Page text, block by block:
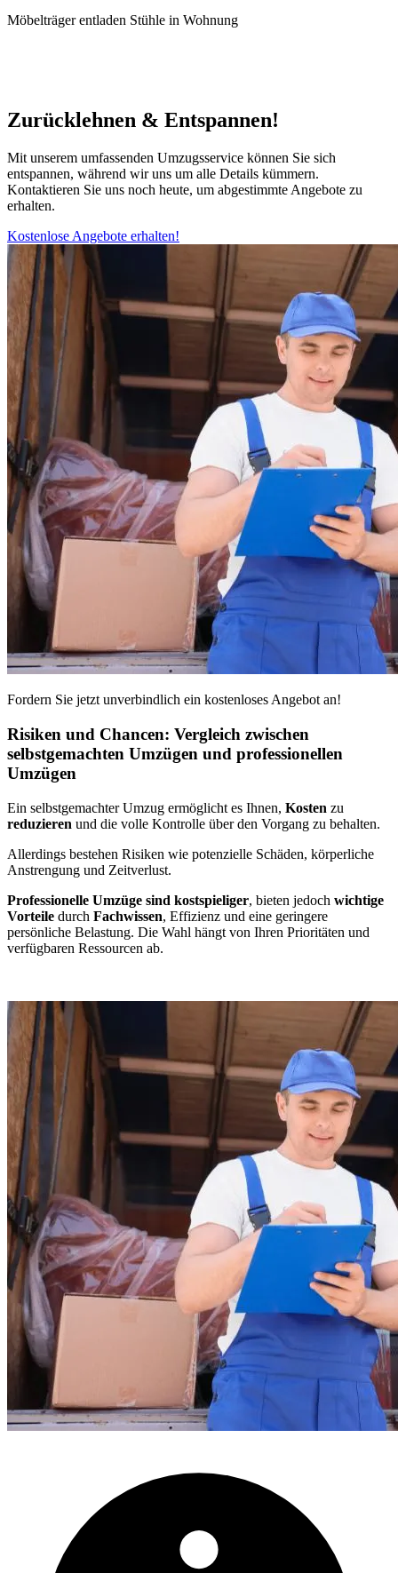
Möbelträger entladen Stühle in Wohnung
Zurücklehnen & Entspannen!
Mit unserem umfassenden Umzugsservice können Sie sich
entspannen, während wir uns um alle Details kümmern.
Kontaktieren Sie uns noch heute, um abgestimmte Angebote zu
erhalten.
Kostenlose Angebote erhalten!
Fordern Sie jetzt unverbindlich ein kostenloses Angebot an!
Risiken und Chancen: Vergleich zwischen
selbstgemachten Umzügen und professionellen
Umzügen
Ein selbstgemachter Umzug ermöglicht es Ihnen, Kosten zu
reduzieren und die volle Kontrolle über den Vorgang zu behalten.
Allerdings bestehen Risiken wie potenzielle Schäden, körperliche
Anstrengung und Zeitverlust.
Professionelle Umzüge sind kostspieliger, bieten jedoch wichtige
Vorteile durch Fachwissen, Effizienz und eine geringere
persönliche Belastung. Die Wahl hängt von Ihren Prioritäten und
verfügbaren Ressourcen ab.